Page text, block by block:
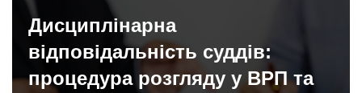
Дисциплінарна
відповідальність суддів:
процедура розгляду у ВРП та